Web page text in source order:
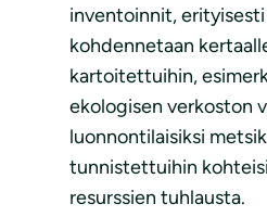
inventoinnit,
kohdennetaan
kartoitettuihin,
ekologisen verkoston
luonnontilaisiksi
tunnistettuihin
resurssien tuhlausta.